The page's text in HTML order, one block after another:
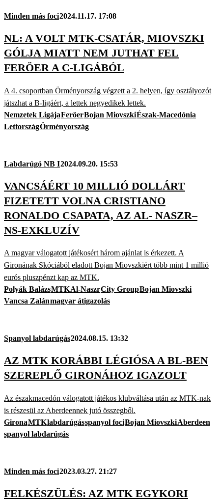
Minden más foci2024.11.17. 17:08
NL: A VOLT MTK-CSATÁR, MIOVSZKI
GÓLJA MIATT NEM JUTHAT FEL
FERÖER A C-LIGÁBÓL
A 4. csoportban Örményország végzett a 2. helyen, így osztályozót
játszhat a B-ligáért, a lettek negyedikek lettek.
Nemzetek LigájaFeröerBojan MiovszkiÉszak-Macedónia
LettországÖrményország
Labdarúgó NB I2024.09.20. 15:53
VANCSÁÉRT 10 MILLIÓ DOLLÁRT
FIZETETT VOLNA CRISTIANO
RONALDO CSAPATA, AZ AL- NASZR–
NS-EXKLUZÍV
A magyar válogatott játékosért három ajánlat is érkezett. A
Gironának Skóciából eladott Bojan Miovszkiért több mint 1 millió
eurós pluszpénzt kap az MTK.
Polyák BalázsMTKAl-NaszrCity GroupBojan Miovszki
Vancsa Zalánmagyar átigazolás
Spanyol labdarúgás2024.08.15. 13:32
AZ MTK KORÁBBI LÉGIÓSA A BL-BEN
SZEREPLŐ GIRONÁHOZ IGAZOLT
Az északmacedón válogatott játékos klubváltása után az MTK-nak
is részesül az Aberdeennek jutó összegből.
GironaMTKlabdarúgásspanyol fociBojan MiovszkiAberdeen
spanyol labdarúgás
Minden más foci2023.03.27. 21:27
FELKÉSZÜLÉS: AZ MTK EGYKORI